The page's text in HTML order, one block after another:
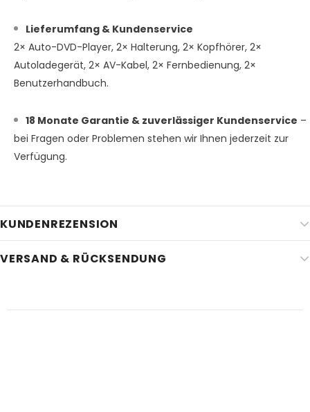
Lieferumfang & Kundenservice
2× Auto-DVD-Player, 2× Halterung, 2× Kopfhörer, 2×
Autoladegerät, 2× AV-Kabel, 2× Fernbedienung, 2×
Benutzerhandbuch.
18 Monate Garantie & zuverlässiger Kundenservice –
bei Fragen oder Problemen stehen wir Ihnen jederzeit zur
Verfügung.
KUNDENREZENSION
VERSAND & RÜCKSENDUNG